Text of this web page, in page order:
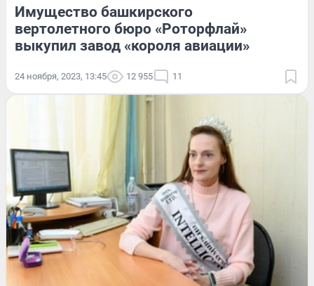
Имущество башкирского
вертолетного бюро «Роторфлай»
выкупил завод «короля авиации»
24 ноября, 2023, 13:45 12 955 11